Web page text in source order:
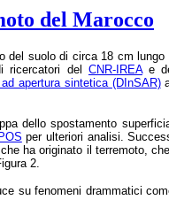
del Marocco
del suolo di circa 18 cm
ricercatori del CNR-IREAe
apertura sintetica (DInSAR)
dello spostamento
per ulteriori analisi.
ha originato il terremoto,
2.
su fenomeni drammatici